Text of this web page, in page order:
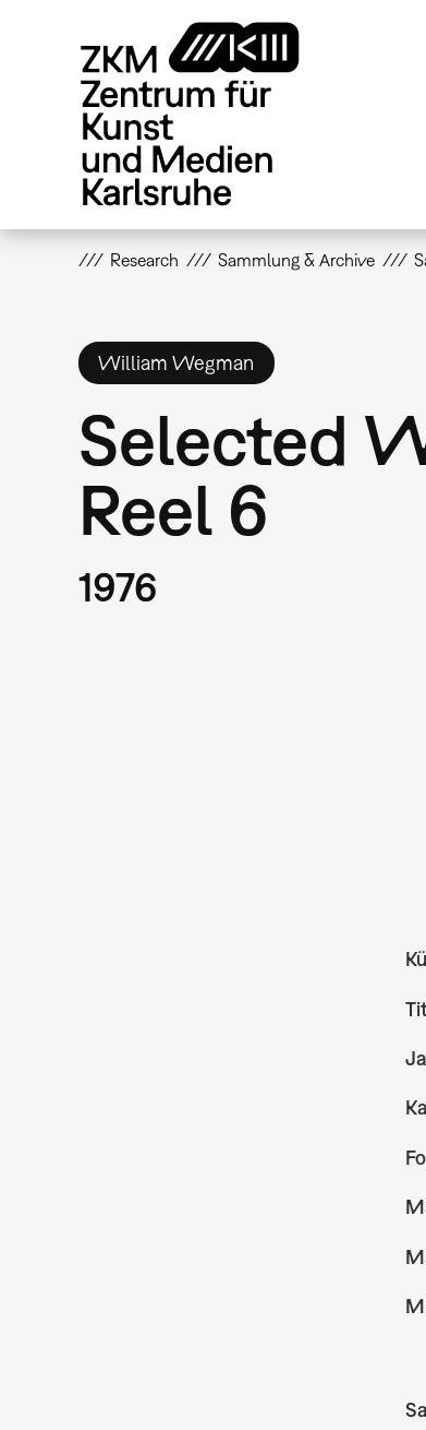
Research Sammlung & Archive
William Wegman
Selected
Reel 6
1976